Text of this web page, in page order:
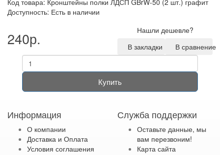
Код товара: Кронштейны полки ЛДСП GBrW-50 (2 шт.) графит
Доступность: Есть в наличии
240р.
Нашли дешевле?
В закладки
В сравнение
Купить
Информация
О компании
Доставка и Оплата
Условия соглашения
Служба поддержки
Оставьте данные, мы
вам перезвоним!
Карта сайта